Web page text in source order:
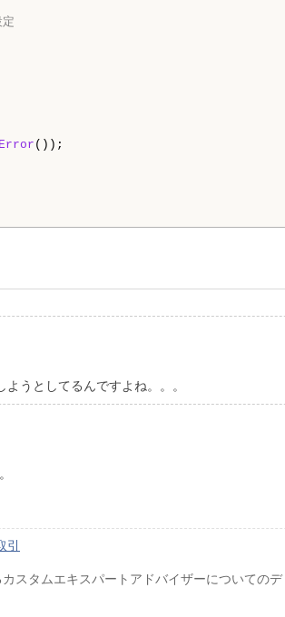
());
うとしてるんですよね。。。
スタムエキスパートアドバイザーについてのデ